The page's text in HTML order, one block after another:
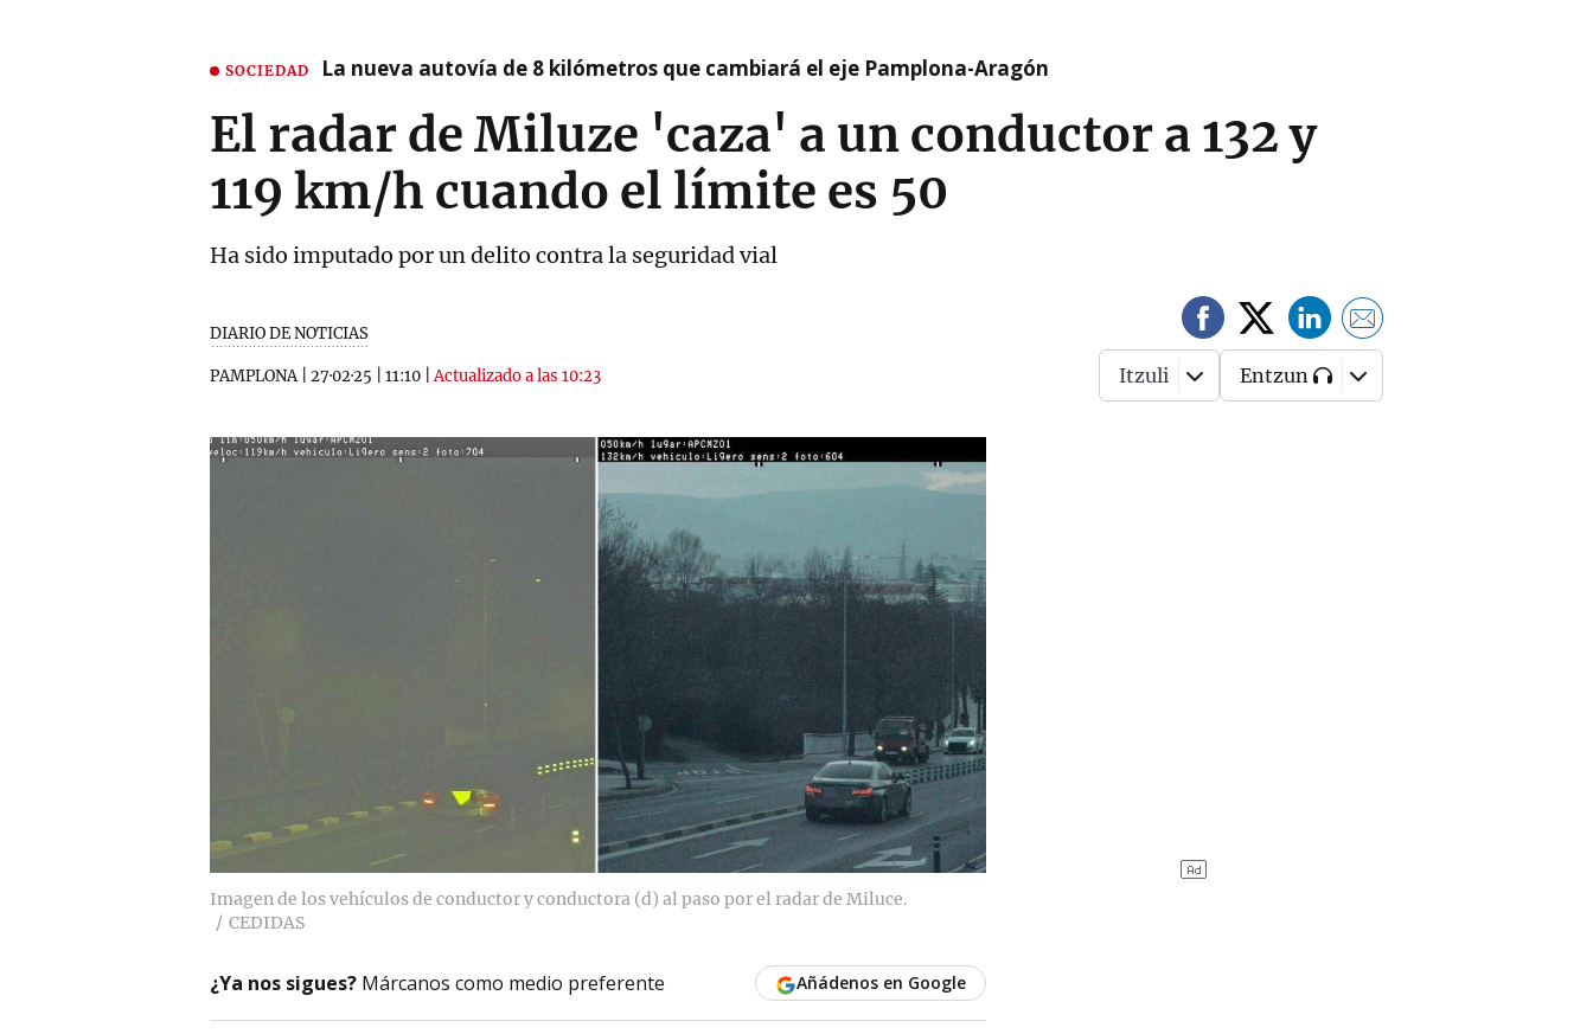
SOCIEDAD La nueva autovía de 8 kilómetros que cambiará el eje Pamplona-Aragón
El radar de Miluze 'caza' a un conductor a 132 y
119 km/h cuando el límite es 50
Ha sido imputado por un delito contra la seguridad vial
DIARIO DE NOTICIAS
PAMPLONA| 27·02·25 11:10 |Actualizado a las 10:23 Itzuli Entzun
Imagen de los vehículos de conductor y conductora (d) al paso por el radar de Miluce.
CEDIDAS
¿Ya nos sigues? Márcanos como medio preferente Añádenos en Google